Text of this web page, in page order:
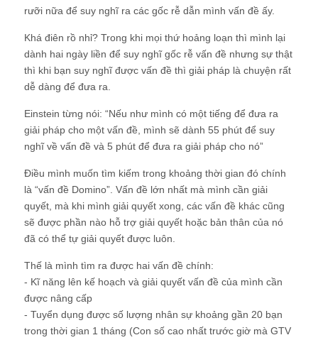
rưỡi nữa để suy nghĩ ra các gốc rễ dẫn mình vấn đề ấy.
Khá điên rồ nhỉ? Trong khi mọi thứ hoảng loạn thì mình lại
dành hai ngày liền để suy nghĩ gốc rễ vấn đề nhưng sự thật
thì khi bạn suy nghĩ được vấn đề thì giải pháp là chuyện rất
dễ dàng để đưa ra.
Einstein từng nói: “Nếu như mình có một tiếng để đưa ra
giải pháp cho một vấn đề, mình sẽ dành 55 phút để suy
nghĩ về vấn đề và 5 phút để đưa ra giải pháp cho nó”
Điều mình muốn tìm kiếm trong khoảng thời gian đó chính
là “vấn đề Domino”. Vấn đề lớn nhất mà mình cần giải
quyết, mà khi mình giải quyết xong, các vấn đề khác cũng
sẽ được phần nào hỗ trợ giải quyết hoặc bản thân của nó
đã có thể tự giải quyết được luôn.
Thế là mình tìm ra được hai vấn đề chính:
- Kĩ năng lên kế hoạch và giải quyết vấn đề của mình cần
được nâng cấp
- Tuyển dụng được số lượng nhân sự khoảng gần 20 bạn
trong thời gian 1 tháng (Con số cao nhất trước giờ mà GTV